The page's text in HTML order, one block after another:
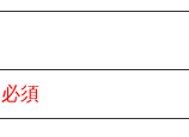
必須